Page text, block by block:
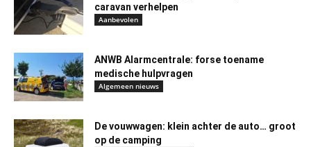
caravan verhelpen
Aanbevolen
ANWB Alarmcentrale: forse toename
medische hulpvragen
Algemeen nieuws
De vouwwagen: klein achter de auto… groot
op de camping